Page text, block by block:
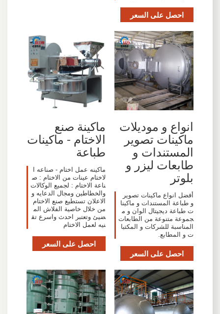
احصل على السعر
انواع و موديلات
ماكينات تصوير
المستندات و
طابعات ليزر و
بلوتر
أفضل انواع ماكينات تصوير
و طباعة المستندات و ماكينا
ت طباعة ديجيتال الوان و م
جموعة متنوعة من الطابعات
المناسبة للشركات و المكتبا
ت و المطابع.
احصل على السعر
ماكينة صنع
الاختام - ماكينات
طباعة
ماكينه عمل اختام - صناعه ا
لاختام عينات من الاختام : ص
ناعة الاختام : لجميع الوكالات
والخطاطين ومجال الدعايه و
الاعلان تستطيع صنع الاختام
من خلال خاصية الفلاش الم
ضيئ وتعتبر احدث واسرع تق
نيه لعمل الاختام
احصل على السعر